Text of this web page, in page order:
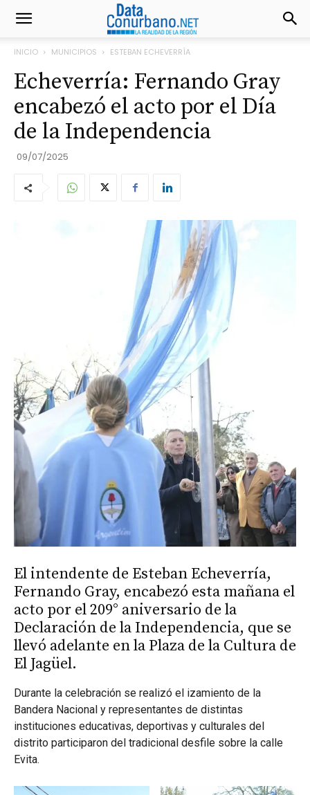
INICIO MUNICIPIOS ESTEBAN ECHEVERRÍA
Echeverría: Fernando Gray
encabezó el acto por el Día
de la Independencia
09/07/2025
El intendente de Esteban Echeverría,
Fernando Gray, encabezó esta mañana el
acto por el 209° aniversario de la
Declaración de la Independencia, que se
llevó adelante en la Plaza de la Cultura de
El Jagüel.
Durante la celebración se realizó el izamiento de la
Bandera Nacional y representantes de distintas
instituciones educativas, deportivas y culturales del
distrito participaron del tradicional desfile sobre la calle
Evita.